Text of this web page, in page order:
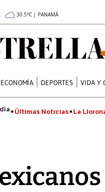
30.5°C | PANAMÁ
ECONOMÍA DEPORTES VIDA Y
Últimas Noticias La